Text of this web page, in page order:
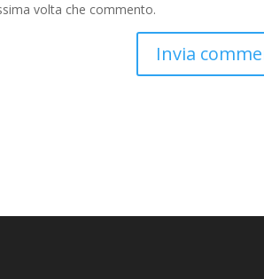
volta che commento.